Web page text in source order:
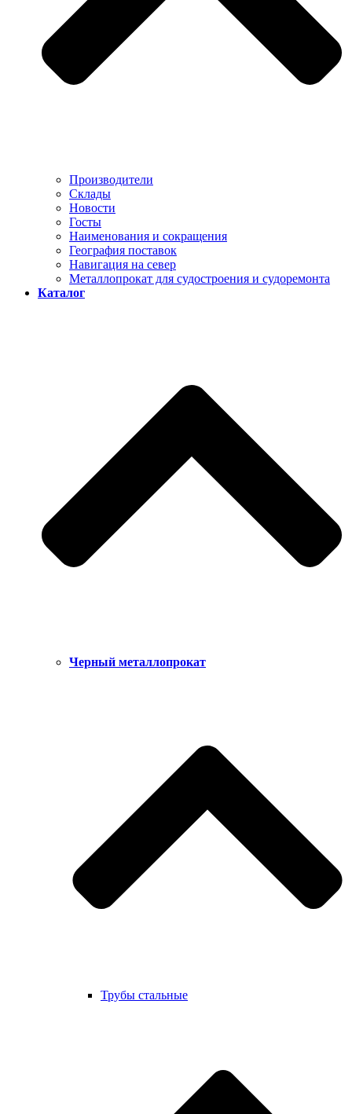
Производители
Склады
Новости
Госты
Наименования и сокращения
География поставок
Навигация на север
Металлопрокат для судостроения и судоремонта
Каталог
Черный металлопрокат
Трубы стальные